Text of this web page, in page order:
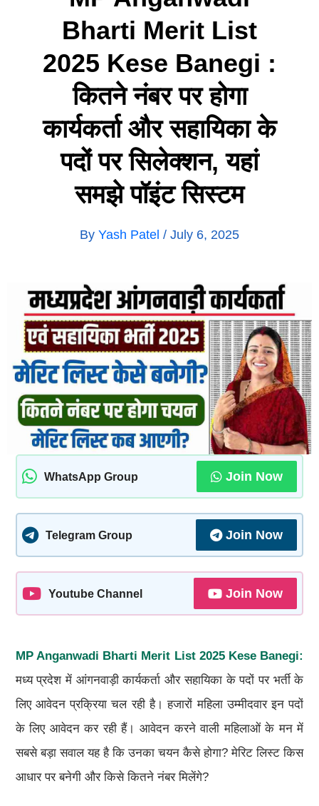
Bharti Merit List
2025 Kese Banegi :
कितने नंबर पर होगा
कार्यकर्ता और सहायिका के
पदों पर सिलेक्शन, यहां
समझे पॉइंट सिस्टम
By Yash Patel / July 6, 2025
WhatsApp Group Join Now
Telegram Group Join Now
Youtube Channel Join Now
MP Anganwadi Bharti Merit List 2025 Kese Banegi:
मध्य प्रदेश में आंगनवाड़ी कार्यकर्ता और सहायिका के पदों पर भर्ती के
लिए आवेदन प्रक्रिया चल रही है। हजारों महिला उम्मीदवार इन पदों
के लिए आवेदन कर रही हैं। आवेदन करने वाली महिलाओं के मन में
सबसे बड़ा सवाल यह है कि उनका चयन कैसे होगा? मेरिट लिस्ट किस
आधार पर बनेगी और किसे कितने नंबर मिलेंगे?